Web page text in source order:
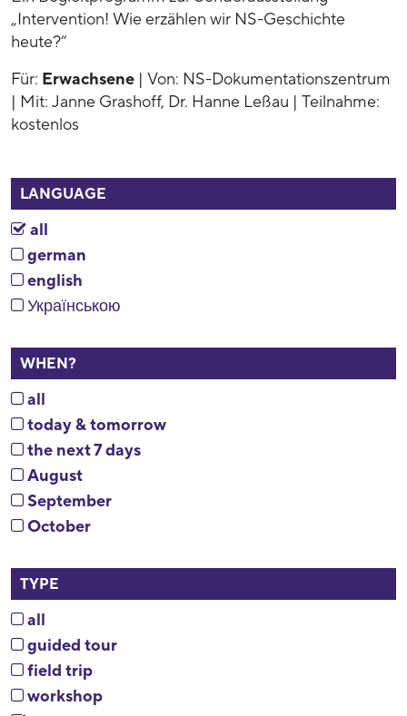
„Intervention! Wie erzählen wir NS-Geschichte
heute?“
Für: Erwachsene | Von: NS-Dokumentationszentrum
| Mit: Janne Grashoff, Dr. Hanne Leßau | Teilnahme:
kostenlos
LANGUAGE
all
german
english
Українською
WHEN?
all
today & tomorrow
the next 7 days
August
September
October
TYPE
all
guided tour
field trip
workshop